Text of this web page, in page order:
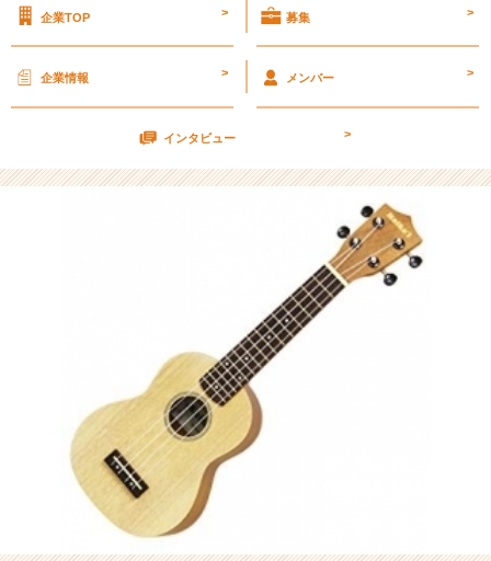
ス
い
っ
る
デ
ン
テ
ィ
ー
の
企業TOP > 募集 >
企業情報 > メンバー >
インタビュー >